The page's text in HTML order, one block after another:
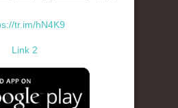
tr.im/hN4K9
Link 2
app-store.png